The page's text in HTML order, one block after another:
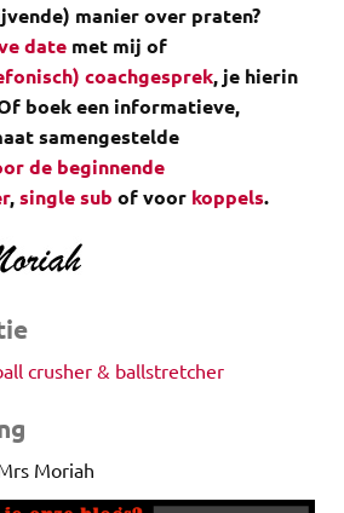
manier over praten?
date met mij of
coachgesprek, je hierin
boek een informatieve,
samengestelde
de beginnende
,single sub of voor koppels.
crusher & ballstretcher
Moriah